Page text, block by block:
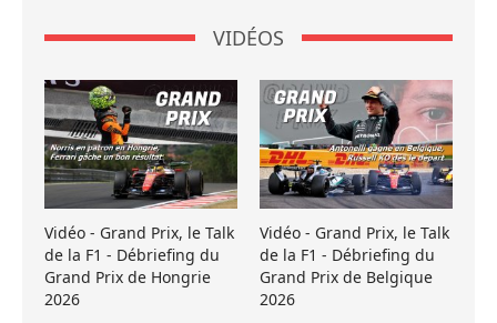
VIDÉOS
Vidéo - Grand Prix, le Talk
de la F1 - Débriefing du
Grand Prix de Hongrie
2026
Vidéo - Grand Prix, le Talk
de la F1 - Débriefing du
Grand Prix de Belgique
2026